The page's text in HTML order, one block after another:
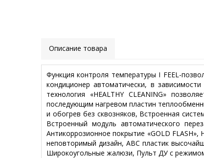
Описание товара
Функция контроля температуры I FEEL-
кондиционер автоматически, в
технология «HEALTHY CLEANING»
последующим нагревом пластин
и обогрев без сквозняков, Встроенная
Встроенный модуль автоматического
Антикоррозионное покрытие «GOLD
неповторимый дизайн, ABC пластик
Широкоугольные жалюзи, Пульт ДУ с